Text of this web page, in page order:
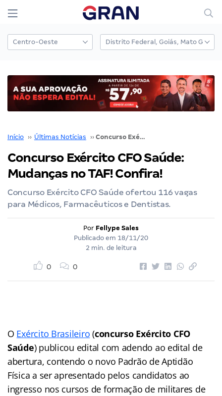
Início ›› Últimas Notícias ›› Concurso Exército CFO Saúde: Mudanças no TAF! Confira!
Concurso Exército CFO Saúde:
Mudanças no TAF! Confira!
Concurso Exército CFO Saúde ofertou 116 vagas
para Médicos, Farmacêuticos e Dentistas.
Por Fellype Sales
Publicado em 18/11/20
2 min. de leitura
0 0
O Exército Brasileiro (concurso Exército CFO
Saúde) publicou edital com adendo ao edital de
abertura, contendo o novo Padrão de Aptidão
Física a ser apresentado pelos candidatos ao
ingresso nos cursos de formação de militares de